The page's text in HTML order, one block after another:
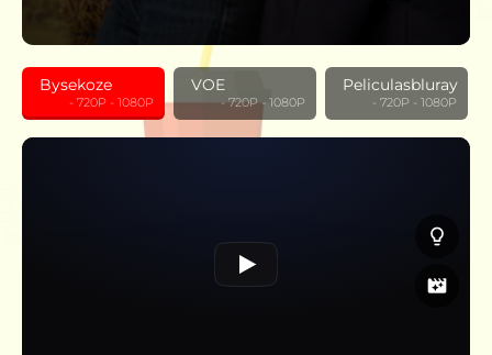
Bysekoze
‎ ‎ ‎ ‎ ‎ ‎ ‎ ‎ ‎ - 720P - 1080P
VOE
‎ ‎ ‎ ‎ ‎ ‎ ‎ ‎ ‎ - 720P - 1080P
Peliculasbluray
‎ ‎ ‎ ‎ ‎ ‎ ‎ ‎ ‎ - 720P - 1080P